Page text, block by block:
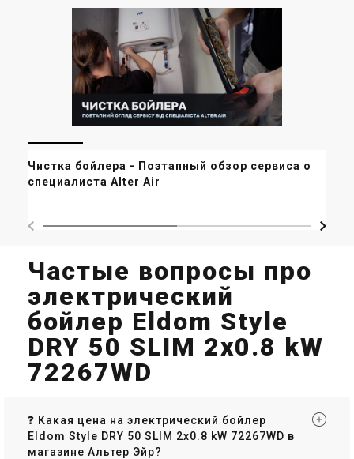
Чистка бойлера - Поэтапный обзор сервиса от
специалиста Alter Air
Частые вопросы про
электрический
бойлер Eldom Style
DRY 50 SLIM 2x0.8 kW
72267WD
❓ Какая цена на электрический бойлер
Eldom Style DRY 50 SLIM 2x0.8 kW 72267WD в
магазине Альтер Эйр?